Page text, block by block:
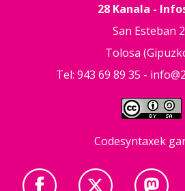
28 Kanala -
San Esteban
Tolosa
Tel: 943 69 89 35 -
Codesyntaxek